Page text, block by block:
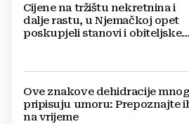
Cijene na tržištu nekretnina i
dalje rastu, u Njemačkoj opet
poskupjeli stanovi i obiteljske
Ove znakove dehidracije
pripisuju umoru: Prepoznajte
na vrijeme